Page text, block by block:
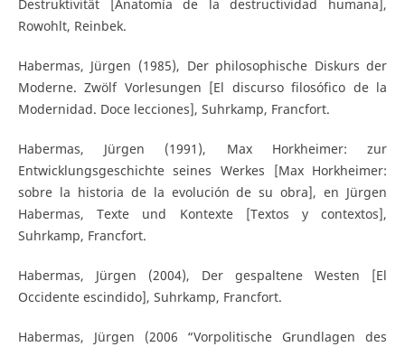
Destruktivität [Anatomía de la destructividad humana],
Rowohlt, Reinbek.
Habermas, Jürgen (1985), Der philosophische Diskurs der
Moderne. Zwölf Vorlesungen [El discurso filosófico de la
Modernidad. Doce lecciones], Suhrkamp, Francfort.
Habermas, Jürgen (1991), Max Horkheimer: zur
Entwicklungsgeschichte seines Werkes [Max Horkheimer:
sobre la historia de la evolución de su obra], en Jürgen
Habermas, Texte und Kontexte [Textos y contextos],
Suhrkamp, Francfort.
Habermas, Jürgen (2004), Der gespaltene Westen [El
Occidente escindido], Suhrkamp, Francfort.
Habermas, Jürgen (2006 “Vorpolitische Grundlagen des